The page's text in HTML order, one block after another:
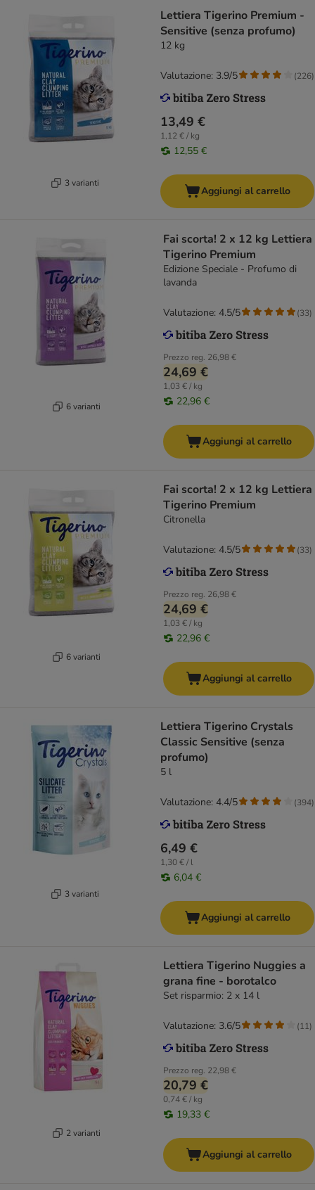
3 varianti
Lettiera Tigerino Premium -
Sensitive (senza profumo)
12 kg
13,49 €
1,12 € / kg
12,55 €
Valutazione: 3.9/5 (226)
Aggiungi al carrello
6 varianti
Fai scorta! 2 x 12 kg Lettiera
Tigerino Premium
Edizione Speciale - Profumo di
lavanda
Prezzo reg. 26,98 €
24,69 €
1,03 € / kg
22,96 €
Valutazione: 4.5/5 (33)
Aggiungi al carrello
6 varianti
Fai scorta! 2 x 12 kg Lettiera
Tigerino Premium
Citronella
Prezzo reg. 26,98 €
24,69 €
1,03 € / kg
22,96 €
Valutazione: 4.5/5 (33)
Aggiungi al carrello
3 varianti
Lettiera Tigerino Crystals
Classic Sensitive (senza
profumo)
5 l
6,49 €
1,30 € / l
6,04 €
Valutazione: 4.4/5 (394)
Aggiungi al carrello
2 varianti
Lettiera Tigerino Nuggies a
grana fine - borotalco
Set risparmio: 2 x 14 l
Prezzo reg. 22,98 €
20,79 €
0,74 € / kg
19,33 €
Valutazione: 3.6/5 (11)
Aggiungi al carrello